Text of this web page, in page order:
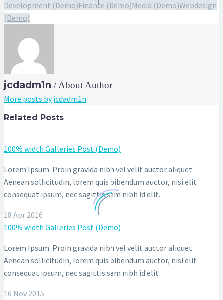
Development (Demo)Finance (Demo)Media (Demo)Webdesign
(Demo)
jcdadm1n / About Author
More posts by jcdadm1n
Related Posts
100% width Galleries Post (Demo)
Lorem Ipsum. Proin gravida nibh vel velit auctor aliquet.
Aenean sollicitudin, lorem quis bibendum auctor, nisi elit
consequat ipsum, nec sagittis sem nibh id elit.
18 Apr 2016
100% width Galleries Post (Demo)
Lorem Ipsum. Proin gravida nibh vel velit auctor aliquet.
Aenean sollicitudin, lorem quis bibendum auctor, nisi elit
consequat ipsum, nec sagittis sem nibh id elit
16 Nov 2015